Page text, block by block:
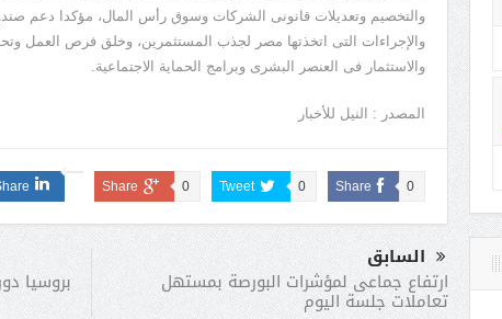
والتخصيم وتعديلات قانونى الشركات وسوق رأس المال، مؤكدا دعم صندوق
والإجراءات التى اتخذتها مصر لجذب المستثمرين، وخلق فرص العمل
والاستثمار فى العنصر البشرى وبرامج الحماية الاجتماعية.
المصدر : النيل للأخبار
Share 0
Tweet 0
Share 0
السابق
ارتفاع جماعى لمؤشرات البورصة بمستهل
تعاملات جلسة اليوم
بروسيا